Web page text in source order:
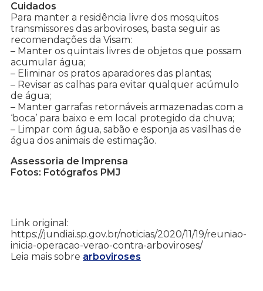
Cuidados
Para manter a residência livre dos mosquitos
transmissores das arboviroses, basta seguir as
recomendações da Visam:
– Manter os quintais livres de objetos que possam
acumular água;
– Eliminar os pratos aparadores das plantas;
– Revisar as calhas para evitar qualquer acúmulo
de água;
– Manter garrafas retornáveis armazenadas com a
‘boca’ para baixo e em local protegido da chuva;
– Limpar com água, sabão e esponja as vasilhas de
água dos animais de estimação.
Assessoria de Imprensa
Fotos: Fotógrafos PMJ
Link original:
https://jundiai.sp.gov.br/noticias/2020/11/19/reuniao-
inicia-operacao-verao-contra-arboviroses/
Leia mais sobre arboviroses